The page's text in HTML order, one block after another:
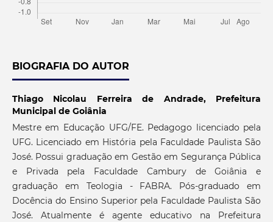
BIOGRAFIA DO AUTOR
Thiago Nicolau Ferreira de Andrade, Prefeitura
Municipal de Goiânia
Mestre em Educação UFG/FE. Pedagogo licenciado pela
UFG. Licenciado em História pela Faculdade Paulista São
José. Possui graduação em Gestão em Segurança Pública
e Privada pela Faculdade Cambury de Goiânia e
graduação em Teologia - FABRA. Pós-graduado em
Docência do Ensino Superior pela Faculdade Paulista São
José. Atualmente é agente educativo na Prefeitura